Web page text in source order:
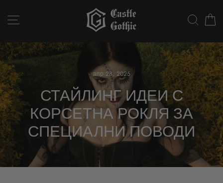
съдържаниетоНАВИГАЦИЯ В СТРАНИЦАТА
апр 28, 2025
СТАЙЛИНГ ИДЕИ С
КОРСЕТНА РОКЛЯ ЗА
СПЕЦИАЛНИ ПОВОДИ